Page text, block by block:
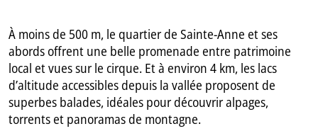
À moins de 500 m, le quartier de Sainte-Anne et ses
abords offrent une belle promenade entre patrimoine
local et vues sur le cirque. Et à environ 4 km, les lacs
d’altitude accessibles depuis la vallée proposent de
superbes balades, idéales pour découvrir alpages,
torrents et panoramas de montagne.